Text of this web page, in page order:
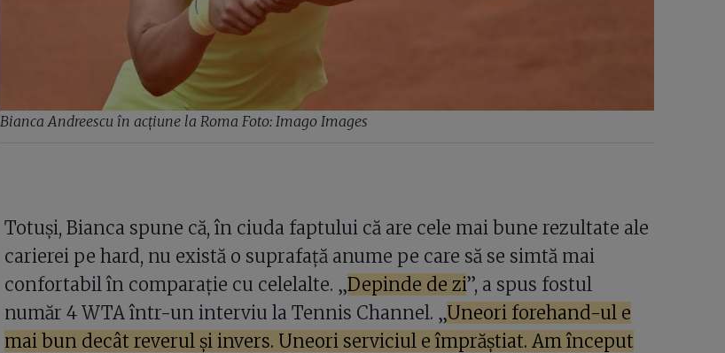
Bianca Andreescu în acțiune la Roma Foto: Imago Images
Totuși, Bianca spune că, în ciuda faptului că are cele mai bune rezultate ale
carierei pe hard, nu există o suprafață anume pe care să se simtă mai
confortabil în comparație cu celelalte. „Depinde de zi”, a spus fostul
număr 4 WTA într-un interviu la Tennis Channel. „Uneori forehand-ul e
mai bun decât reverul și invers. Uneori serviciul e împrăștiat. Am început